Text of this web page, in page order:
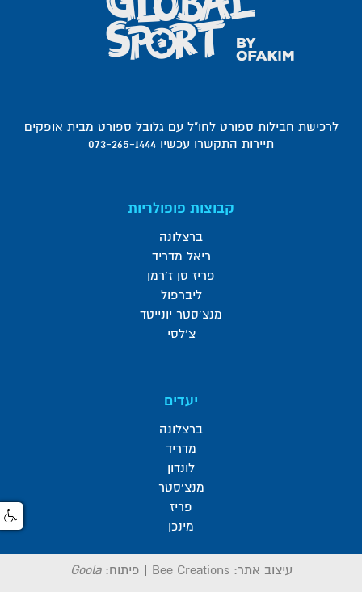
לרכישת חבילות ספורט לחו"ל עם גלובל ספורט מבית אופקים
תיירות התקשרו עכשיו 073-265-1444
קבוצות פופולריות
ברצלונה
ריאל מדריד
פריז סן ז'רמן
ליברפול
מנצ'סטר יונייטד
צ'לסי
יעדים
ברצלונה
מדריד
לונדון
מנצ'סטר
פריז
מינכן
עיצוב אתר: Bee Creations
| פיתוח:Goola